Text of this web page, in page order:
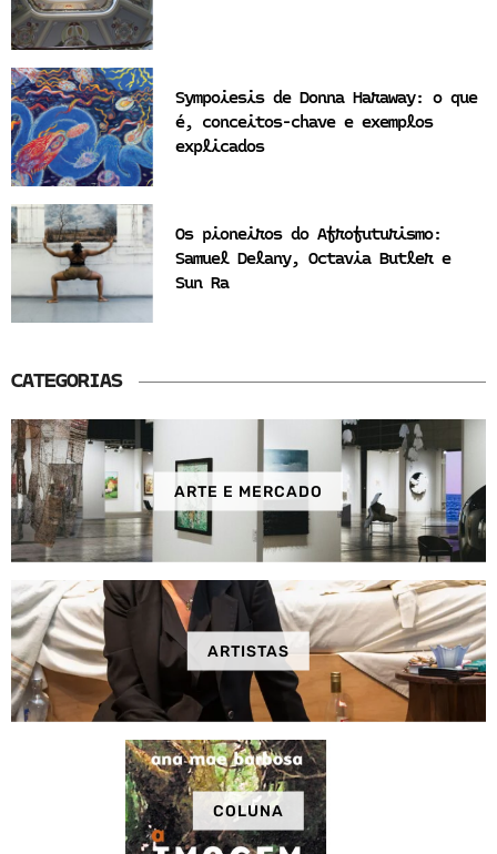
Sympoiesis de Donna Haraway: o que
é, conceitos-chave e exemplos
explicados
Os pioneiros do Afrofuturismo:
Samuel Delany, Octavia Butler e
Sun Ra
CATEGORIAS
ARTE E MERCADO
ARTISTAS
COLUNA